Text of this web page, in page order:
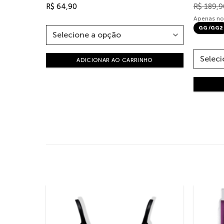
R$ 64,90
ADICIONAR AO CARRINHO
R$
Apenas
GG /GG2